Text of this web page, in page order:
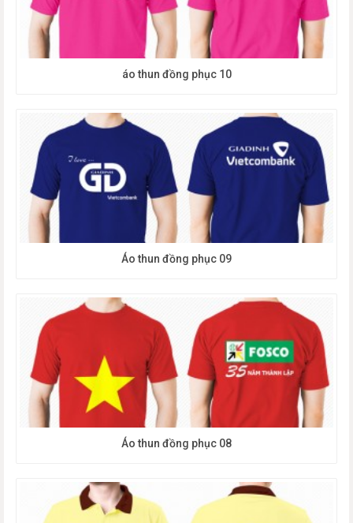
áo thun đồng phục 10
Áo thun đồng phục 09
Áo thun đồng phục 08